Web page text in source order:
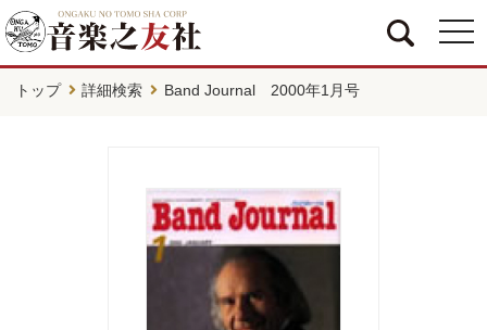
トップ 詳細検索 Band Journal 2000年1月号